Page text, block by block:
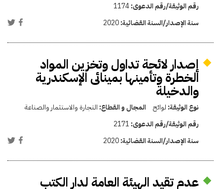
رقم الوثيقة/رقم الدعوى:1174
سنة الإصدار/السنة القضائية:2020
إصدار لائحة تداول وتخزين المواد
الخطرة وتأمينها بمينائى الإسكندرية
والدخيلة
نوع الوثيقة: لوائح المجال و القطاع: التجارة والاستثمار والصناعة
رقم الوثيقة/رقم الدعوى: 2171
سنة الإصدار/السنة القضائية:2020
عدم تقيد الهيئة العامة لدار الكتب